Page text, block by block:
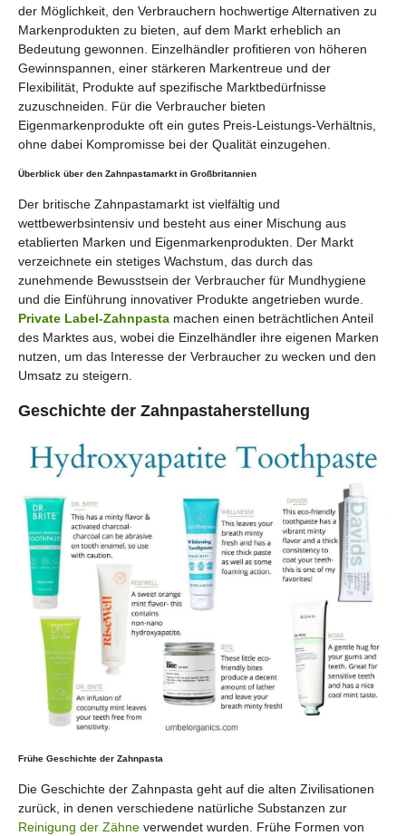
der Möglichkeit, den Verbrauchern hochwertige Alternativen zu
Markenprodukten zu bieten, auf dem Markt erheblich an
Bedeutung gewonnen. Einzelhändler profitieren von höheren
Gewinnspannen, einer stärkeren Markentreue und der
Flexibilität, Produkte auf spezifische Marktbedürfnisse
zuzuschneiden. Für die Verbraucher bieten
Eigenmarkenprodukte oft ein gutes Preis-Leistungs-Verhältnis,
ohne dabei Kompromisse bei der Qualität einzugehen.
Überblick über den Zahnpastamarkt in Großbritannien
Der britische Zahnpastamarkt ist vielfältig und
wettbewerbsintensiv und besteht aus einer Mischung aus
etablierten Marken und Eigenmarkenprodukten. Der Markt
verzeichnete ein stetiges Wachstum, das durch das
zunehmende Bewusstsein der Verbraucher für Mundhygiene
und die Einführung innovativer Produkte angetrieben wurde.
Private Label-Zahnpasta machen einen beträchtlichen Anteil
des Marktes aus, wobei die Einzelhändler ihre eigenen Marken
nutzen, um das Interesse der Verbraucher zu wecken und den
Umsatz zu steigern.
Geschichte der Zahnpastaherstellung
Frühe Geschichte der Zahnpasta
Die Geschichte der Zahnpasta geht auf die alten Zivilisationen
zurück, in denen verschiedene natürliche Substanzen zur
Reinigung der Zähne verwendet wurden. Frühe Formen von